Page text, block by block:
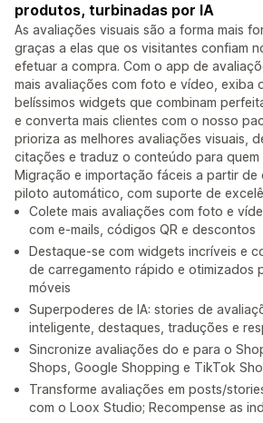
produtos, turbinadas por IA
As avaliações visuais são a forma mais
graças a elas que os visitantes confiam
efetuar a compra. Com o app de
mais avaliações com foto e vídeo, exiba
belíssimos widgets que combinam
e converta mais clientes com o nosso
prioriza as melhores avaliações visuais,
citações e traduz o conteúdo para quem
Migração e importação fáceis a partir
piloto automático, com suporte de
Colete mais avaliações com foto e
com e-mails, códigos QR e descontos
Destaque-se com widgets incríveis e
de carregamento rápido e otimizados
móveis
Superpoderes de IA: stories de
inteligente, destaques, traduções e
Sincronize avaliações do e para o
Shops, Google Shopping e TikTok
Transforme avaliações em posts/
com o Loox Studio; Recompense as